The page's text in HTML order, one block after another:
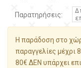
Παρατηρήσεις:
Η παράδοση στο
παραγγελίες μέχρι
80€ ΔΕΝ υπάρχει